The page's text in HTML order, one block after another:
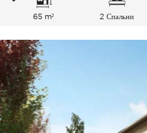
65 m² 2 Спальни